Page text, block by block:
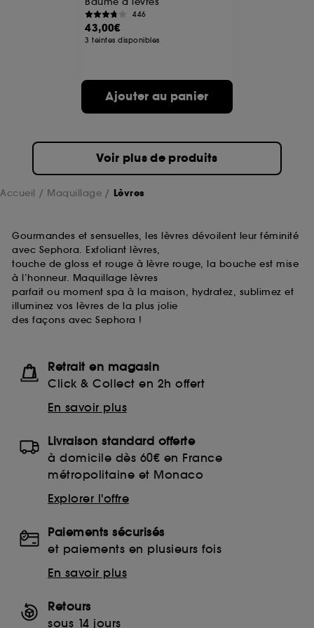
446
43,00€
3 teintes disponibles
Ajouter au panier
Voir plus de produits
Accueil Maquillage Lèvres
Gourmandes et sensuelles, les lèvres dévoilent leur féminité
avec Sephora. Exfoliant lèvres,
touche de gloss et rouge à lèvre rouge, la bouche est mise
à l’honneur. Maquillage lèvres
parfait ou moment spa à la maison, hydratez, sublimez et
illuminez vos lèvres de la plus jolie
des façons avec Sephora !
Retrait en magasin
Click & Collect en 2h offert
En savoir plus
Livraison standard offerte
à domicile dès 60€ en France
métropolitaine et Monaco
Explorer l'offre
Paiements sécurisés
et paiements en plusieurs fois
En savoir plus
Retours
sous 14 jours
prolongée vous permettant d’accéder à votre
compte lors de votre prochaine visite sur le site
sans saisir à nouveau votre identifiant et mot de
A l'exception des cookies techniques, le dépôt et la
lecture de ces traceurs requiert votre accord. Vous
choix" ci-dessous ou décider de "tout accepter".
Sephora pourra associer les informations de
navigation collectées par ces Cookies, pour les
finalités acceptées, avec les données personnelles
sur "continuer sans accepter". Voous pouvez à tout
moment choisir de retirer votrte consentement. Si vous
souhaitez obtenir plus d'information sur les cookies
utilisés, cliquezici